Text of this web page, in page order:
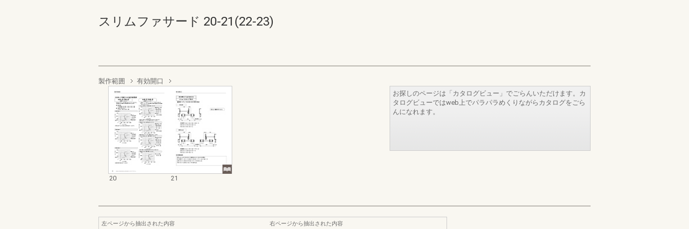
スリムファサード 20-21(22-23)
製作範囲 有効開口
20 21
お探しのページは「カタログビュー」でごらんいただけます。カ
タログビューではweb上でパラパラめくりながらカタログをごら
んになれます。
左ページから抽出された内容
右ページから抽出された内容